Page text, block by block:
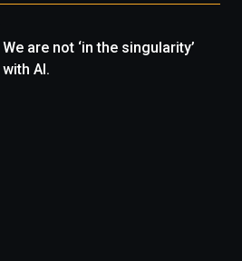
We are not ‘in the singularity’
with AI.